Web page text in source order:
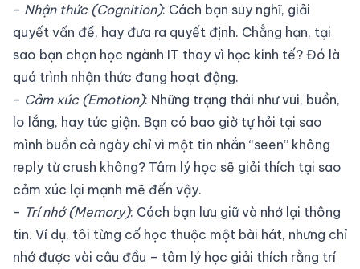
- Nhận thức (Cognition): Cách bạn suy nghĩ, giải
quyết vấn đề, hay đưa ra quyết định. Chẳng hạn, tại
sao bạn chọn học ngành IT thay vì học kinh tế? Đó là
quá trình nhận thức đang hoạt động.
- Cảm xúc (Emotion): Những trạng thái như vui, buồn,
lo lắng, hay tức giận. Bạn có bao giờ tự hỏi tại sao
mình buồn cả ngày chỉ vì một tin nhắn “seen” không
reply từ crush không? Tâm lý học sẽ giải thích tại sao
cảm xúc lại mạnh mẽ đến vậy.
- Trí nhớ (Memory): Cách bạn lưu giữ và nhớ lại thông
tin. Ví dụ, tôi từng cố học thuộc một bài hát, nhưng chỉ
nhớ được vài câu đầu – tâm lý học giải thích rằng trí